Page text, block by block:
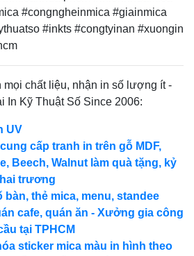
#congngheinmica #giainmica
#inkts #congtyinan #xuongin
mọi chất liệu, nhận in số lượng ít -
In Kỹ Thuật Số Since 2006:
UV
cấp tranh in trên gỗ MDF,
Beech, Walnut làm quà tặng, kỷ
trương
bàn, thẻ mica, menu, standee
cafe, quán ăn - Xưởng gia công
tại TPHCM
sticker mica màu in hình theo